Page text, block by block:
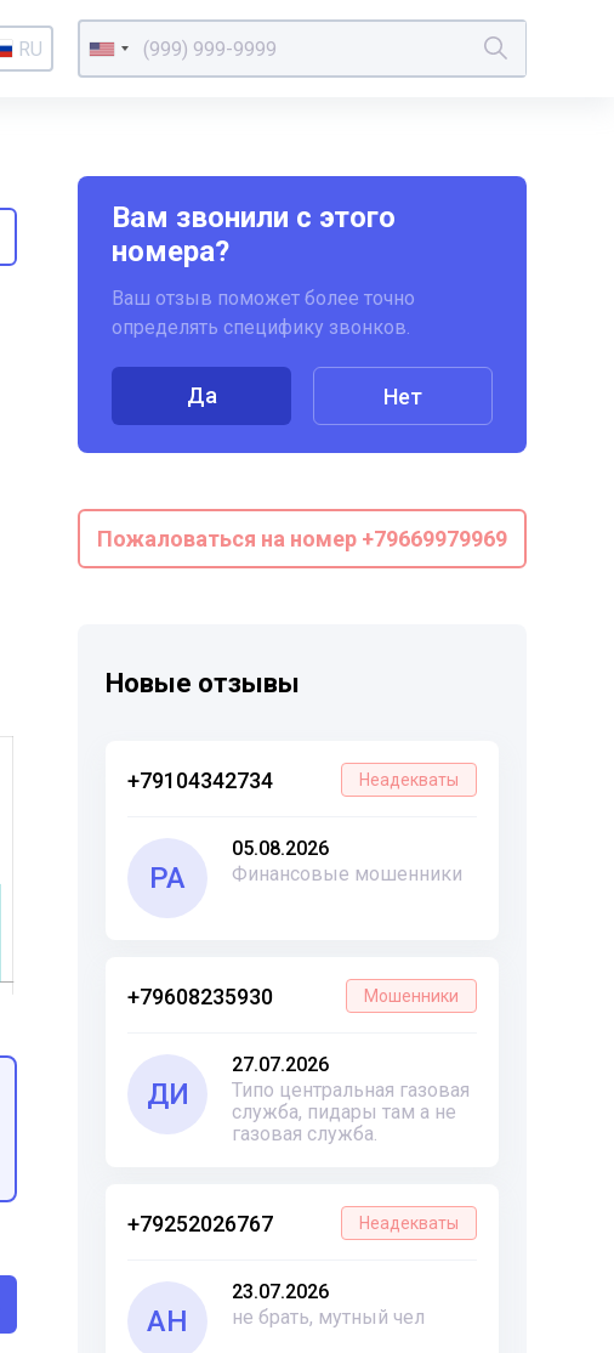
RU
Вам звонили с этого
номера?
Ваш отзыв поможет более точно
определять специфику звонков.
Да Нет
Пожаловаться на номер +79669979969
Новые отзывы
+79104342734 Неадекваты
РА
05.08.2026
Финансовые мошенники
+79608235930 Мошенники
ДИ
27.07.2026
Типо центральная газовая
служба, пидары там а не
газовая служба.
+79252026767 Неадекваты
АН
23.07.2026
не брать, мутный чел